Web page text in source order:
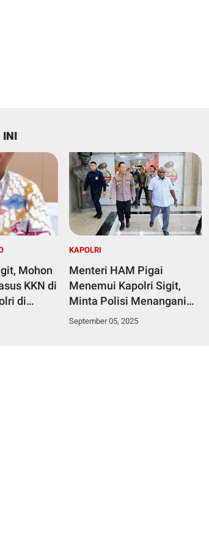
INI
Mohon
KKN di
di
KAPOLRI
Menteri HAM Pigai
Menemui Kapolri Sigit,
Minta Polisi Menangani
Aksi Demonstrasi Sesuai
September 05, 2025